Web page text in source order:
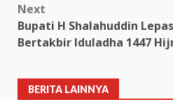
Next
Bupati H Shalahuddin
Bertakbir Iduladha 1447
BERITA LAINNYA